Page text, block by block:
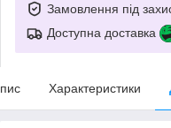
Замовлення під
Доступна доставка
Характеристики